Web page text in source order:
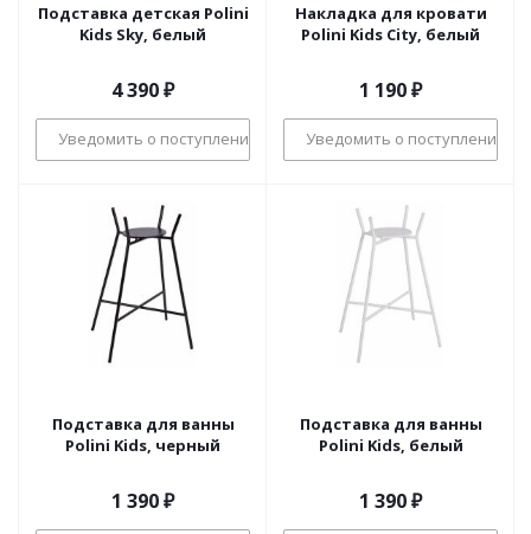
Подставка детская Polini
Kids Sky, белый
4 390₽
Уведомить о поступлении
Накладка для кровати
Polini Kids City, белый
1 190₽
Уведомить о поступлении
Подставка для ванны
Polini Kids, черный
1 390₽
Подставка для ванны
Polini Kids, белый
1 390₽